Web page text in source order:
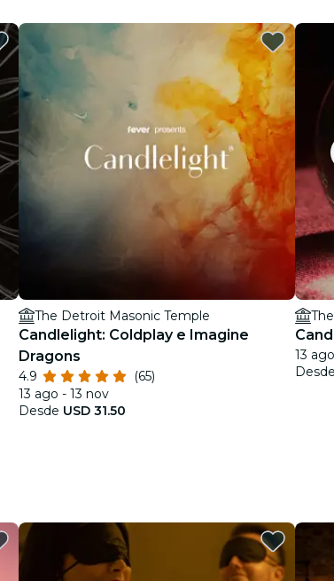
The Detroit Masonic Temple
Candlelight: Coldplay e Imagine
Dragons
4.9
(65)
13 ago - 13 nov
Desde USD 31.50
13 ago